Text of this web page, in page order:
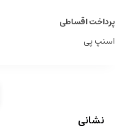
پرداخت اقساطی
اسنپ پی
نشانی